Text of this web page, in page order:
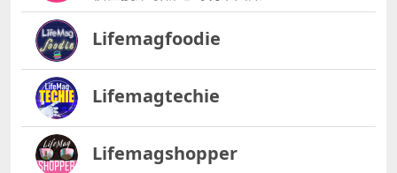
Lifemagfoodie
Lifemagtechie
Lifemagshopper